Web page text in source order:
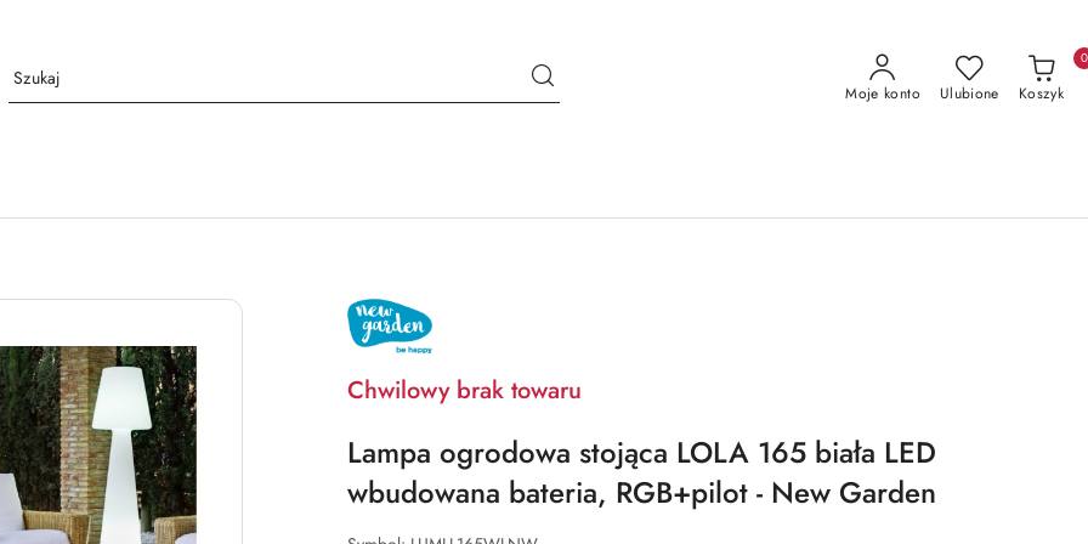
Moje konto Ulubione Koszyk
0
NAZWA
PRODUCENTA:
NEW
GARDEN
Chwilowy brak towaru
Lampa ogrodowa stojąca LOLA 165 biała LED
wbudowana bateria, RGB+pilot - New Garden